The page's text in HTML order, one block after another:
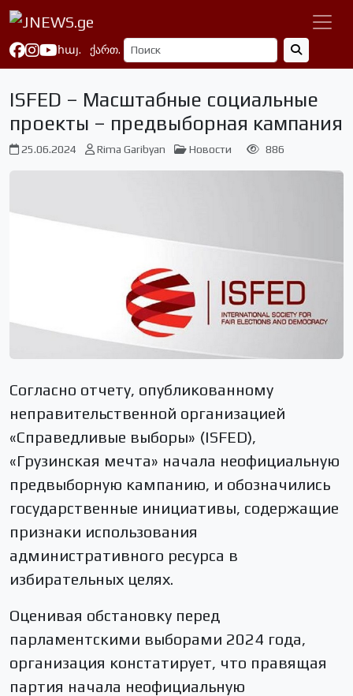
հայ. ქართ.
ISFED – Масштабные социальные
проекты – предвыборная кампания
25.06.2024 Rima Garibyan Новости 886
Согласно отчету, опубликованному
неправительственной организацией
«Справедливые выборы» (ISFED),
«Грузинская мечта» начала неофициальную
предвыборную кампанию, и обозначились
государственные инициативы, содержащие
признаки использования
административного ресурса в
избирательных целях.
Оценивая обстановку перед
парламентскими выборами 2024 года,
организация констатирует, что правящая
партия начала неофициальную